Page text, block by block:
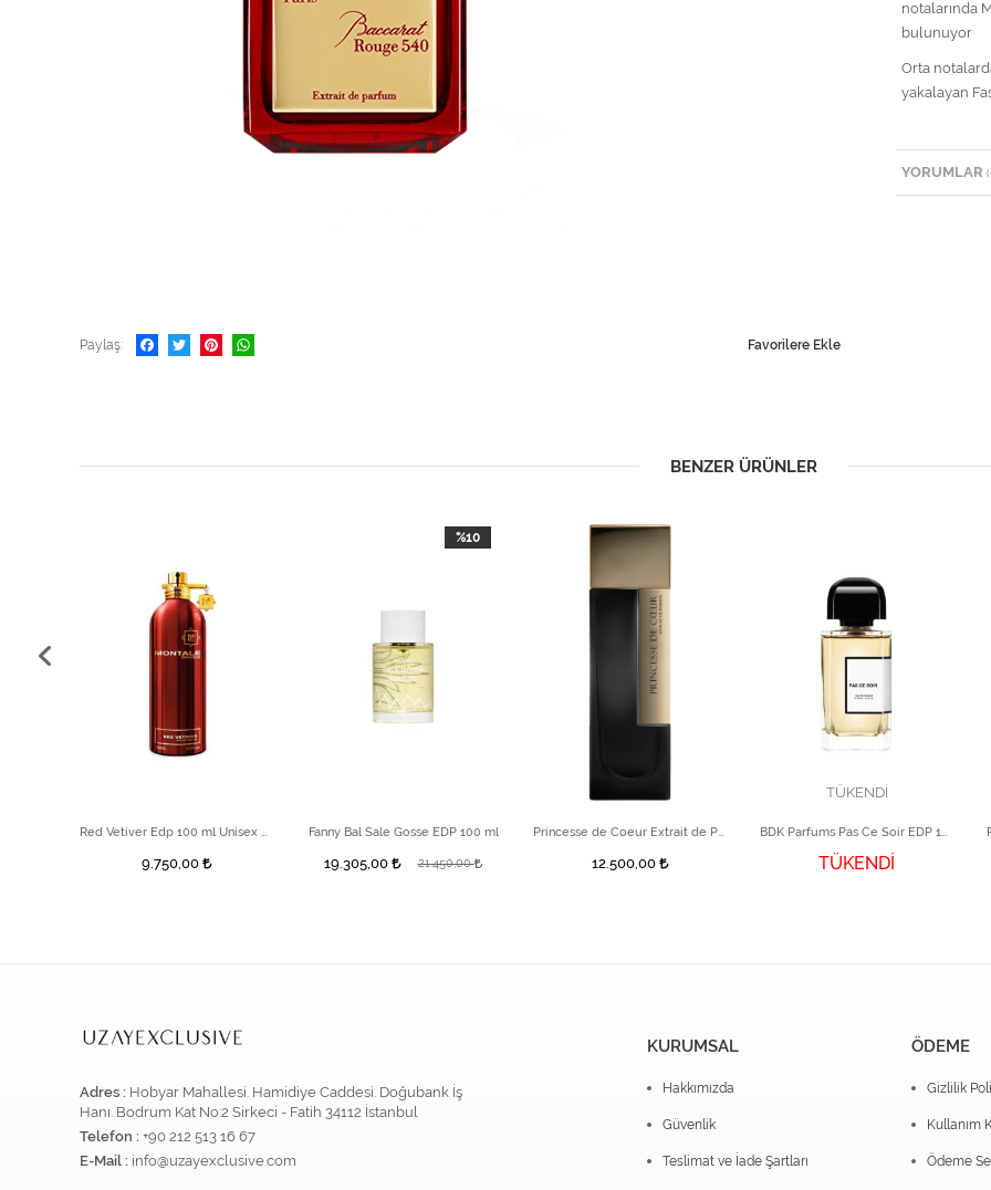
Paylaş Favorilere Ekle
notalarında
bulunuyor
Orta
yakalayan
YORUMLAR
BENZER ÜRÜNLER
9.750,00
Fanny Bal Sale Gosse EDP 100 ml
19.305,00 21.450,00
%10
12.500,00
TÜKENDİ
TÜKENDİ
Adres : Hobyar Mahallesi. Hamidiye Caddesi. Doğubank İş
Hanı. Bodrum Kat No:2 Sirkeci - Fatih 34112 İstanbul
Telefon : +90 212 513 16 67
E-Mail : info@uzayexclusive.com
KURUMSAL
Hakkımızda
Güvenlik
Teslimat ve İade Şartları
ÖDEME
Gizlilik
Kullanım
Ödeme